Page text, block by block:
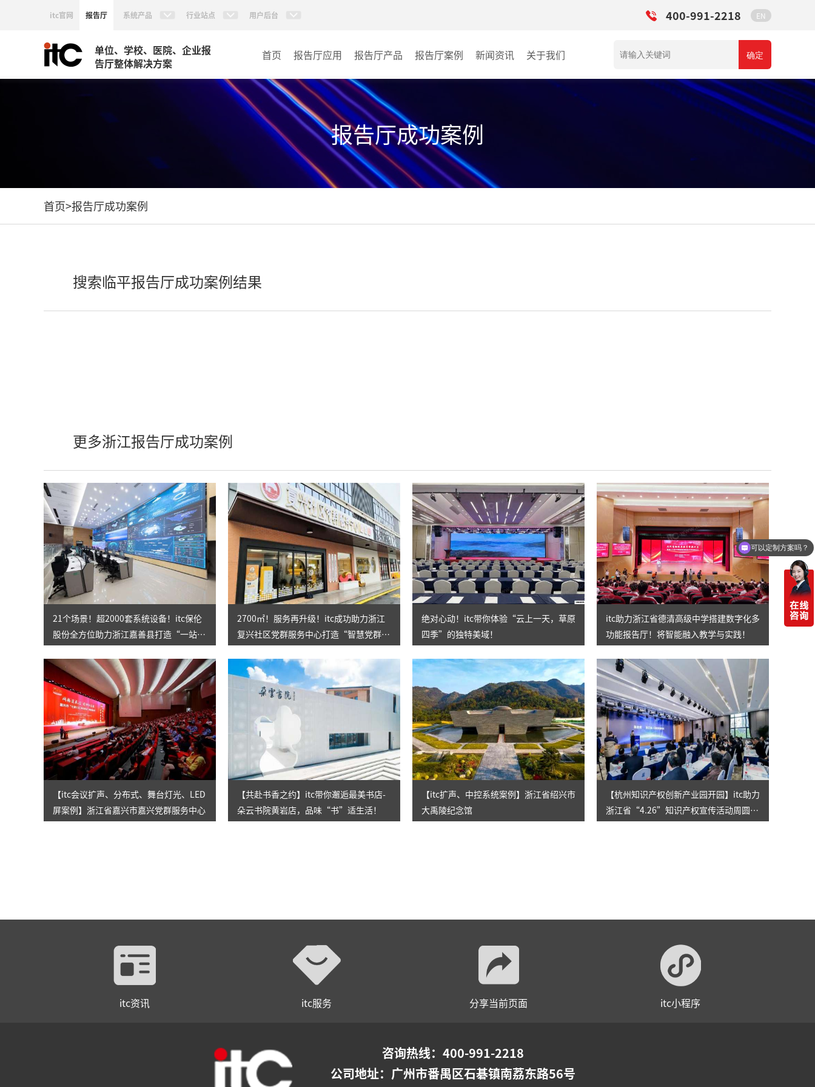
itc官网 报告厅 系统产品 行业站点 用户后台 400-991-2218 EN
单位、学校、医院、企业报
告厅整体解决方案
首页 报告厅应用 报告厅产品
AI智慧视频会议系统
AI智慧会议平板
视频会议配件
AI智慧会议平板itchub
数字化会议设备
同声传译系列
AI智慧无纸化会议系统
AI智慧演易通软件
AI智慧语音转写系统
AI智慧录播系统
庭审录播
智能AI会议纪要系列
智慧党建系列
讯笛会议系列
小间距LED显示屏
报告厅案例
文体场馆
教育
医疗
新闻资讯 关于我们 确定
报告厅成功案例
首页>报告厅成功案例
搜索临平报告厅成功案例结果
更多浙江报告厅成功案例
21个场景！超2000套系统设备！itc保伦
股份全方位助力浙江嘉善县打造“一站
2700㎡！服务再升级！itc成功助力浙江
复兴社区党群服务中心打造“智慧党群之
绝对心动！itc带你体验“云上一天，草原
四季”的独特美域！
itc助力浙江省德清高级中学搭建数字化多
功能报告厅！将智能融入教学与实践！
【itc会议扩声、分布式、舞台灯光、LED
屏案例】浙江省嘉兴市嘉兴党群服务中心
【共赴书香之约】itc带你邂逅最美书店-
朵云书院黄岩店，品味“书”适生活！
【itc扩声、中控系统案例】浙江省绍兴市
大禹陵纪念馆
【杭州知识产权创新产业园开园】itc助力
浙江省“4.26”知识产权宣传活动周圆满
itc资讯 itc服务 分享当前页面 itc小程序
咨询热线：400-991-2218
公司地址： 广州市番禺区石碁镇南荔东路56号
你们电话多少
可以定制方案吗？